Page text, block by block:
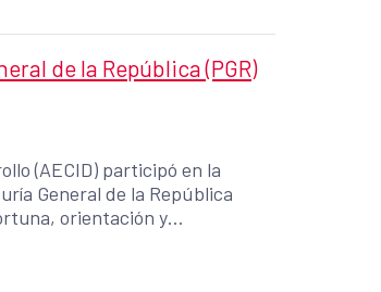
Jairo Salas.
de la República (PGR)
(AECID) participó en la
General de la República
orientación y